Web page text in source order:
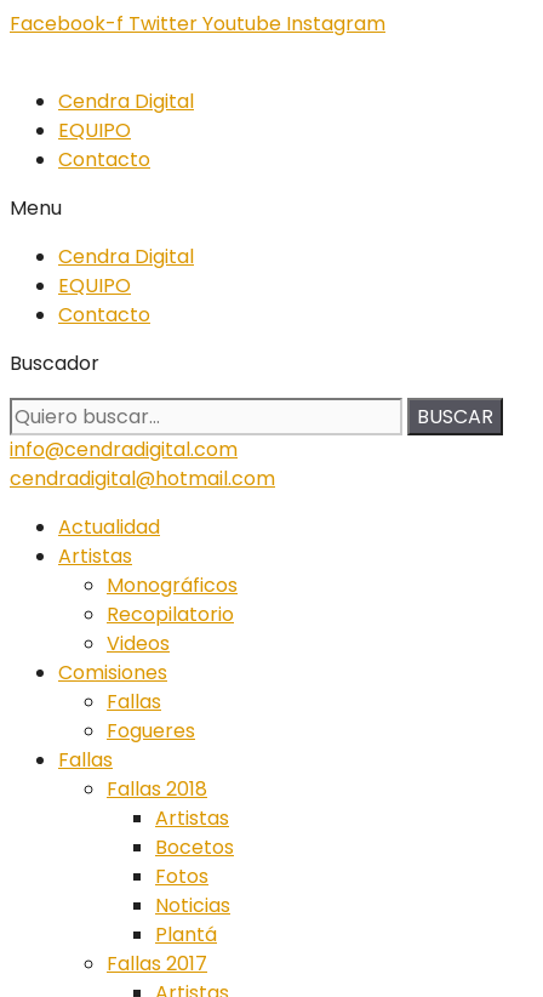
Facebook-f TwitterYoutube Instagram
Cendra Digital
EQUIPO
Contacto
Menu
Cendra Digital
EQUIPO
Contacto
Buscador
BUSCAR
info@cendradigital.com
cendradigital@hotmail.com
Actualidad
Artistas
Monográficos
Recopilatorio
Videos
Comisiones
Fallas
Fogueres
Fallas
Fallas 2018
Artistas
Bocetos
Fotos
Noticias
Plantá
Fallas 2017